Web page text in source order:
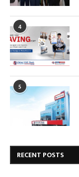
4
5
RECENT POSTS